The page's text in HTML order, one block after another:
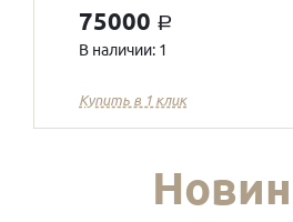
75000 a
В наличии: 1
Купить в 1 клик